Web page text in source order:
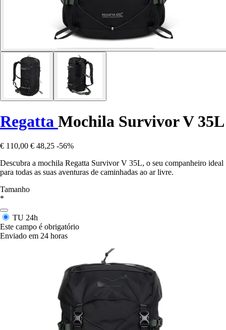
Regatta Mochila Survivor V 35L
€ 110,00 € 48,25 -56%
Descubra a mochila Regatta Survivor V 35L, o seu companheiro ideal
para todas as suas aventuras de caminhadas ao ar livre.
Tamanho
*
TU 24h
Este campo é obrigatório
Enviado em 24 horas